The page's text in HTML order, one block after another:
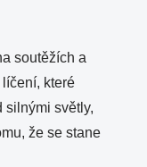
soutěžích a
které
silnými světly,
že se stane